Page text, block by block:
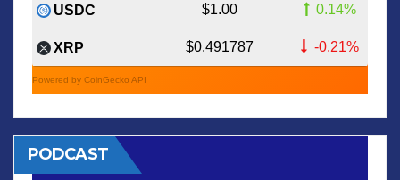
USDC $1.00 0.14%
XRP $0.491787 -0.21%
Powered by CoinGecko API
PODCAST